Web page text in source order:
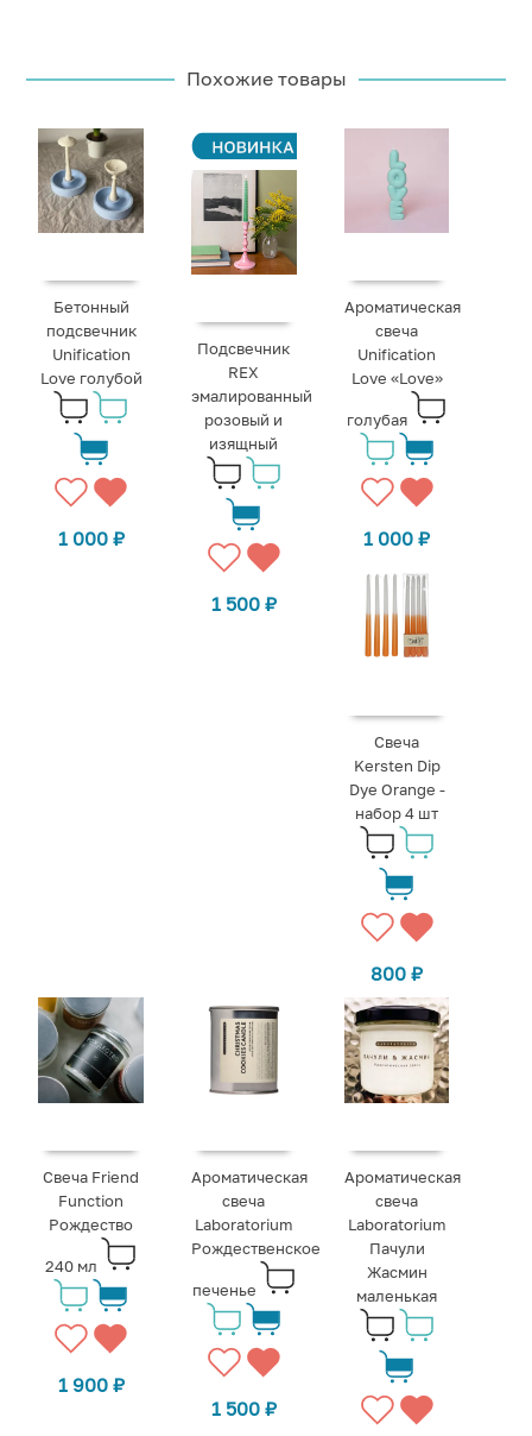
Похожие товары
Бетонный
подсвечник
Unification
Love голубой
1 000 ₽
Подсвечник
REX
эмалированный
розовый и
изящный
1 500 ₽
Ароматическая
свеча
Unification
Love «‎Love»
голубая
1 000₽
Свеча
Kersten Dip
Dye Orange -
набор 4 шт
800₽
Свеча Friend
Function
Рождество
240 мл
1 900 ₽
Ароматическая
свеча
Laboratorium
Рождественское
печенье
1 500 ₽
Ароматическая
свеча
Laboratorium
Пачули
Жасмин
маленькая